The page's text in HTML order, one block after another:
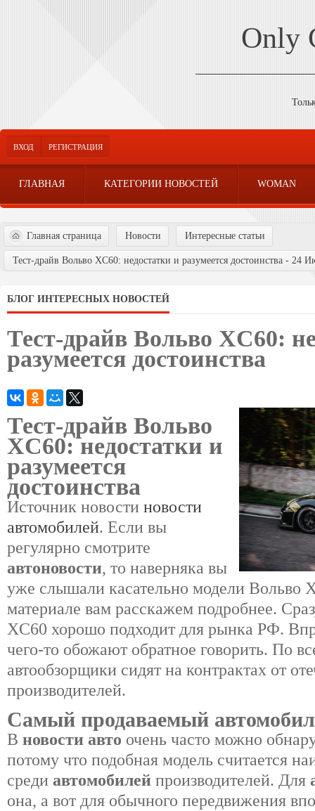
Only
ВХОД РЕГИСТРАЦИЯ
ГЛАВНАЯ КАТЕГОРИИ НОВОСТЕЙ WOMAN
Главная страница Новости Интересные статьи
Тест-драйв Вольво XC60: недостатки и разумеется достоинства - 24
БЛОГ ИНТЕРЕСНЫХ НОВОСТЕЙ
Тест-драйв Вольво XC60:
разумеется достоинства
Тест-драйв Вольво
XC60: недостатки и
разумеется
достоинства
Источник новости новости
автомобилей. Если вы
регулярно смотрите
автоновости, то наверняка вы
уже слышали касательно модели Вольво
материале вам расскажем подробнее.
XC60 хорошо подходит для рынка РФ.
чего-то обожают обратное говорить. По
автообзорщики сидят на контрактах от
производителей.
Самый продаваемый
В новости авто очень часто можно
потому что подобная модель считается
среди автомобилей производителей. Для
она, а вот для обычного передвижения